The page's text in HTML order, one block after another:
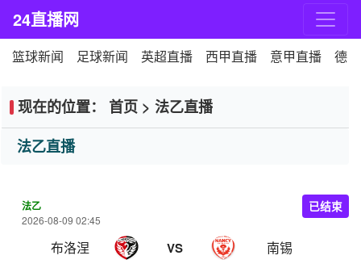
24直播网
篮球新闻 足球新闻 英超直播 西甲直播 意甲直播 德
现在的位置： 首页 > 法乙直播
法乙直播
法乙
2026-08-09 02:45
布洛涅 VS 南锡
已结束